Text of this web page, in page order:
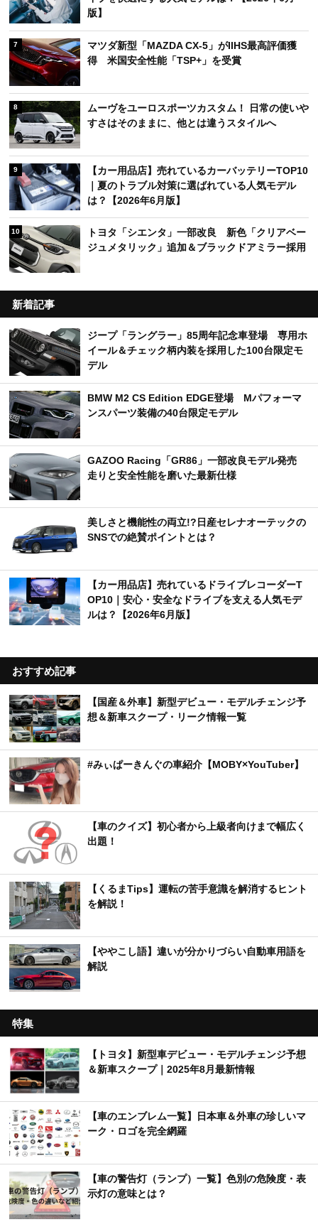
版】
7
マツダ新型「MAZDA CX-5」がIIHS最高評価獲
得 米国安全性能「TSP+」を受賞
8
ムーヴをユーロスポーツカスタム！ 日常の使いや
すさはそのままに、他とは違うスタイルへ
9
【カー用品店】売れているカーバッテリーTOP10
｜夏のトラブル対策に選ばれている人気モデル
は？【2026年6月版】
10
トヨタ「シエンタ」一部改良 新色「クリアベー
ジュメタリック」追加＆ブラックドアミラー採用
新着記事
ジープ「ラングラー」85周年記念車登場 専用ホ
イール＆チェック柄内装を採用した100台限定モ
デル
BMW M2 CS Edition EDGE登場 Mパフォーマ
ンスパーツ装備の40台限定モデル
GAZOO Racing「GR86」一部改良モデル発売
走りと安全性能を磨いた最新仕様
美しさと機能性の両立!?日産セレナオーテックの
SNSでの絶賛ポイントとは？
【カー用品店】売れているドライブレコーダーT
OP10｜安心・安全なドライブを支える人気モデ
ルは？【2026年6月版】
おすすめ記事
【国産＆外車】新型デビュー・モデルチェンジ予
想＆新車スクープ・リーク情報一覧
#みぃぱーきんぐの車紹介【MOBY×YouTuber】
【車のクイズ】初心者から上級者向けまで幅広く
出題！
【くるまTips】運転の苦手意識を解消するヒント
を解説！
【ややこし語】違いが分かりづらい自動車用語を
解説
特集
【トヨタ】新型車デビュー・モデルチェンジ予想
＆新車スクープ｜2025年8月最新情報
【車のエンブレム一覧】日本車＆外車の珍しいマ
ーク・ロゴを完全網羅
【車の警告灯（ランプ）一覧】色別の危険度・表
示灯の意味とは？